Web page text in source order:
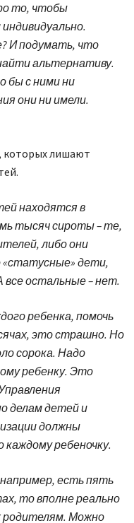
то, чтобы
И подумать, что
альтернативу.
бы с ними ни
они ни имели.
которых лишают
находятся в
тысяч сироты – те,
либо они
дети,
остальные – нет.
ребенка, помочь
это страшно. Но
сорока. Надо
ребенку. Это
делам детей и
должны
ребеночку.
есть пять
то вполне реально
родителям. Можно